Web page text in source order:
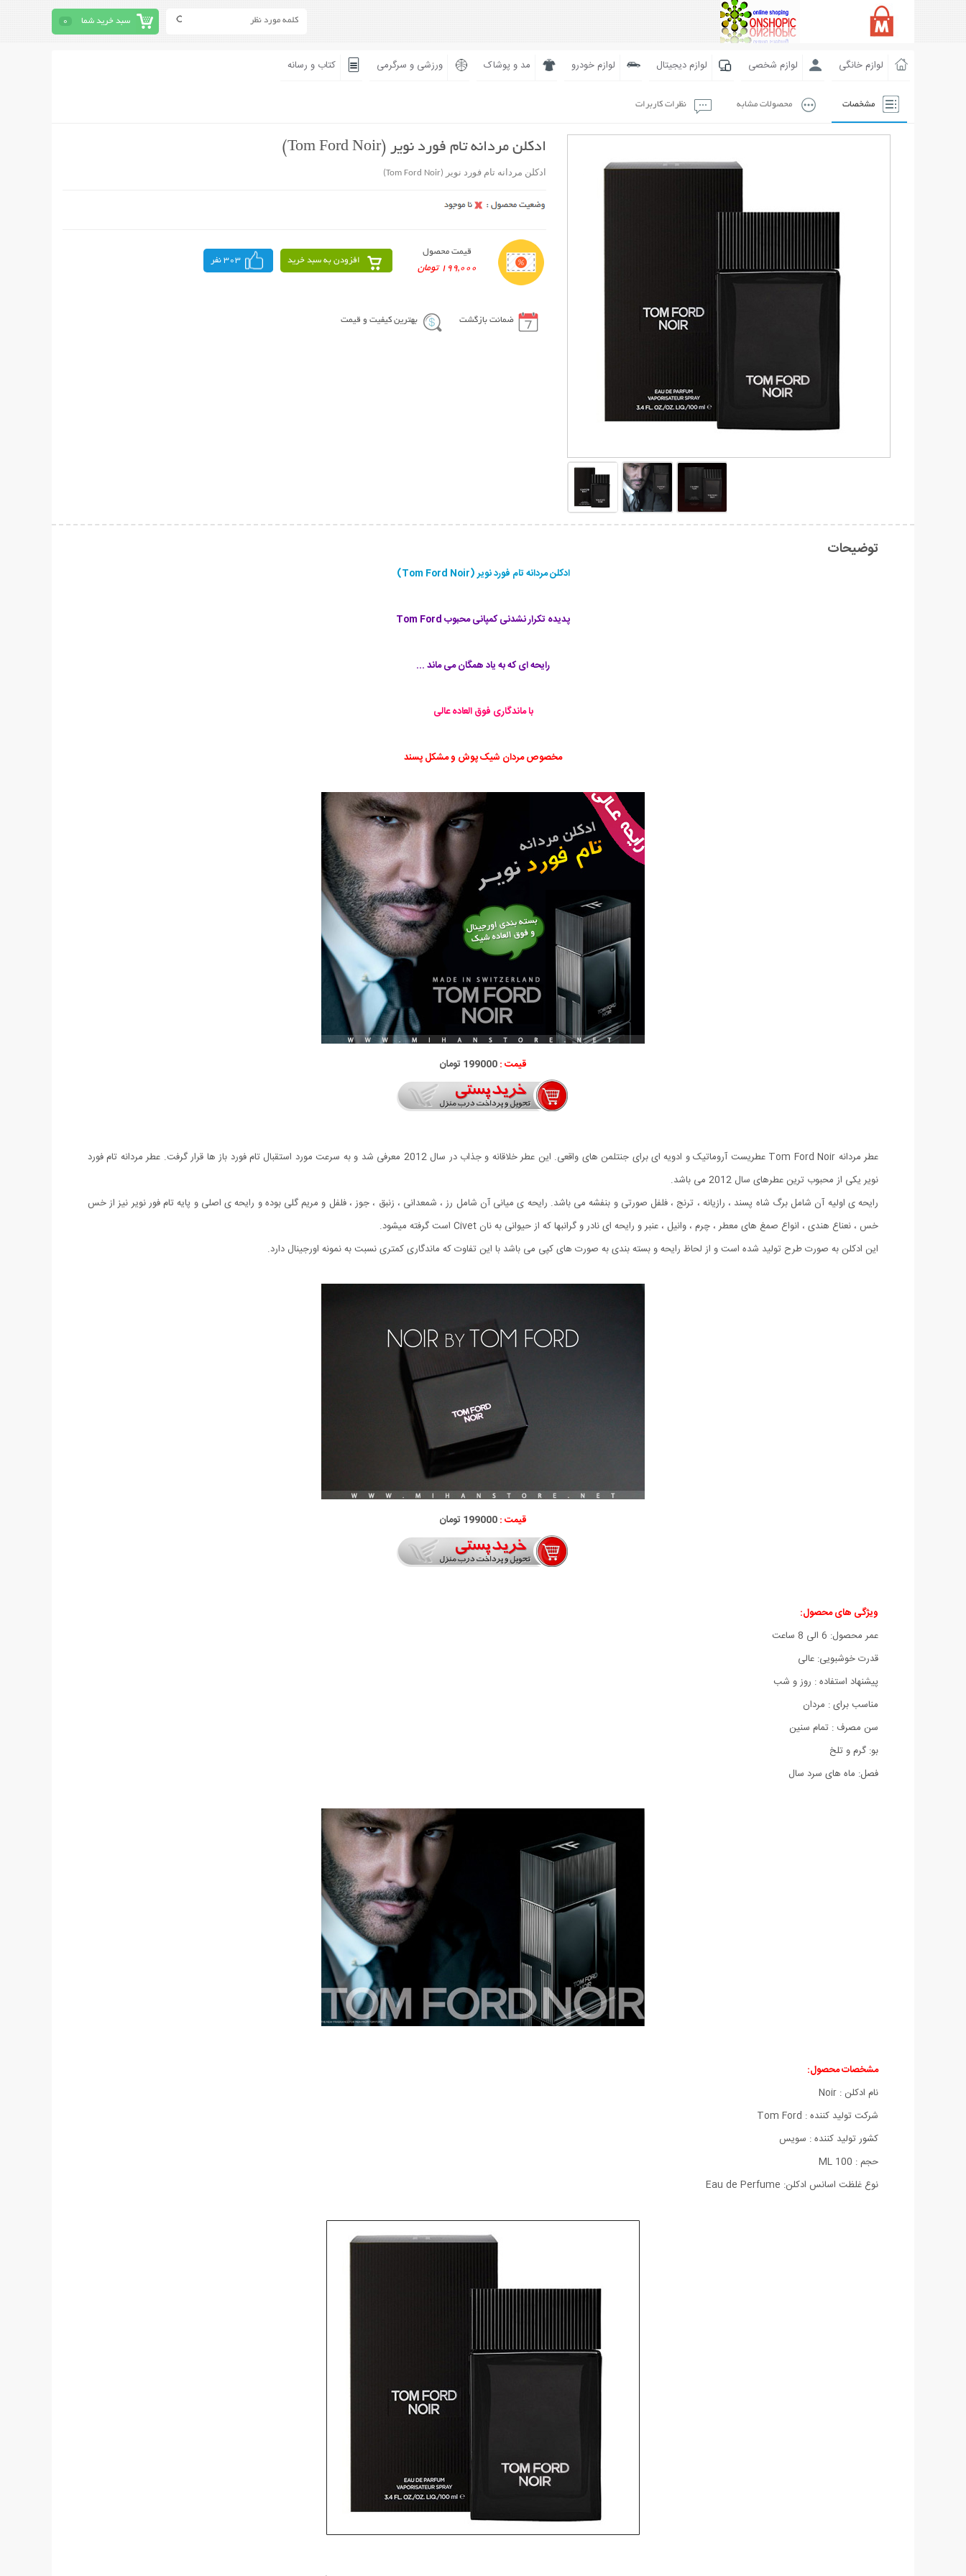
سبد خرید شما 0
لوازم خانگی لوازم شخصی لوازم دیجیتال لوازم خودرو مد و پوشاک ورزشی و سرگرمی کتاب و رسانه
مشخصات محصولات مشابه نظرات کاربرات
ادکلن مردانه تام فورد نویر (Tom Ford Noir)
ادکلن مردانه تام فورد نویر (Tom Ford Noir)
قیمت محصول
199,000 تومان
افزودن به سبد خرید 303 نفر
ضمانت بازگشت بهترین کیفیت و قیمت
توضیحات
ادکلن مردانه تام فورد نویر (Tom Ford Noir)
پدیده تکرار نشدنی کمپانی محبوب Tom Ford
رایحه ای که به یاد همگان می ماند ...
با ماندگاری فوق العاده عالی
مخصوص مردان شیک پوش و مشکل پسند
قیمت :199000 تومان
عطر مردانه Tom Ford Noir عطریست آروماتیک و ادویه ای برای جنتلمن های واقعی. این عطر خلاقانه و جذاب در سال 2012 معرفی شد و به سرعت مورد استقبال تام فورد باز ها قرار گرفت. عطر مردانه تام فورد
نویر یکی از محبوب ترین عطرهای سال 2012 می باشد.
رایحه ی اولیه آن شامل برگ شاه پسند ، رازیانه ، ترنج ، فلفل صورتی و بنفشه می باشد. رایحه ی میانی آن شامل رز ، شمعدانی ، زنبق ، جوز ، فلفل و مریم گلی بوده و رایحه ی اصلی و پایه تام فور نویر نیز از خس
خس ، نعناع هندی ، انواع صمغ های معطر ، چرم ، وانیل ، عنبر و رایحه ای نادر و گرانبها که از حیوانی به نان Civet است گرفته میشود.
این ادکلن به صورت طرح تولید شده است و از لحاظ رایحه و بسته بندی به صورت های کپی می باشد با این تفاوت که ماندگاری کمتری نسبت به نمونه اورجینال دارد.
قیمت :199000 تومان
ویژگی های محصول:
عمر محصول: 6 الی 8 ساعت
قدرت خوشبویی: عالی
پیشنهاد استفاده : روز و شب
مناسب برای : مردان
سن مصرف : تمام سنین
بو: گرم و تلخ
فصل: ماه های سرد سال
مشخصات محصول:
نام ادکلن : Noir
شركت تولید كننده : Tom Ford
كشور تولید كننده : سویس
حجم : 100 ML
نوع غلظت اسانس ادکلن: Eau de Perfume